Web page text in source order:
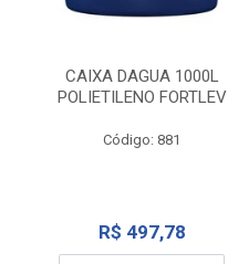
CAIXA DAGUA 1000L
POLIETILENO FORTLEV
Código: 881
R$ 497,78